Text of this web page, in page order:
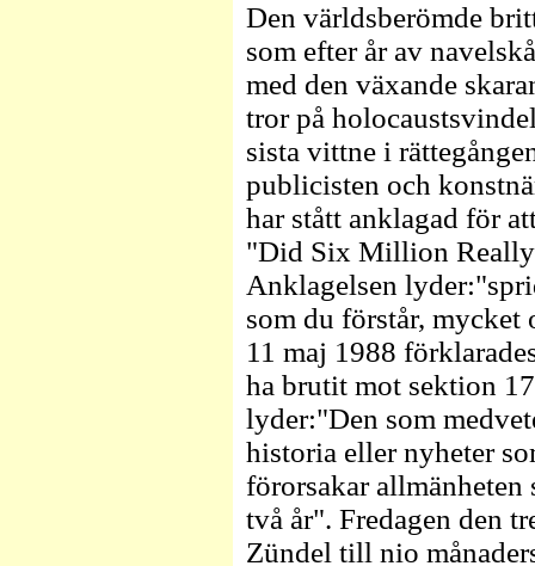
Den världsberömde
som efter år av
med den växande
tror på
sista vittne i
publicisten och
har stått anklagad för
"Did Six Million Really
Anklagelsen
som du förstår,
11 maj 1988
ha brutit mot sektion
lyder:"Den som
historia eller nyheter
förorsakar allmänheten
två år". Fredagen den
Zündel till nio